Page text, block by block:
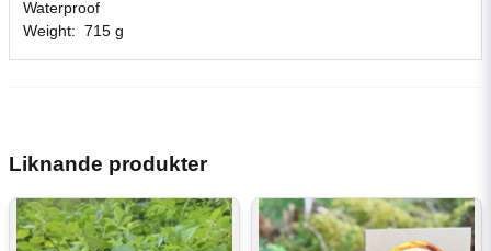
Waterproof
Weight: 715 g
Liknande produkter